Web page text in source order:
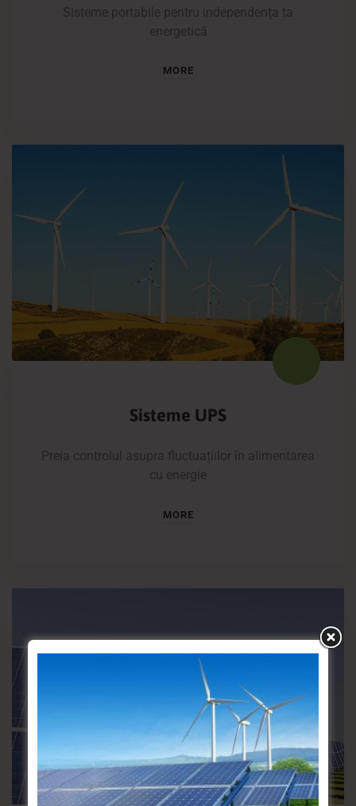
Sisteme portabile pentru independența ta
energetică
MORE
Sisteme UPS
Preia controlul asupra fluctuațiilor în alimentarea
cu energie
MORE